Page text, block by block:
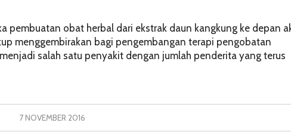
pembuatan obat herbal dari ekstrak daun kangkung ke depan
menggembirakan bagi pengembangan terapi pengobatan
salah satu penyakit dengan jumlah penderita yang terus
7 NOVEMBER 2016